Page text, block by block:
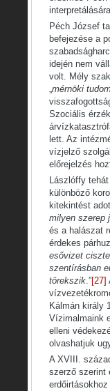
Péch József
befejezése a
idején nem
volt. Mély
„mérnöki
Szociális
lett. Az
vízjelző
előrejelzés
Lászlóffy
különböző
kitekintést
milyen szerep
és a halászat
érdekes
esővizet
szentírásban
törekszik.”[27]
Kálmán király
Vízimalmaink
elleni
olvashatjuk
A XVIII.
szerző szerint